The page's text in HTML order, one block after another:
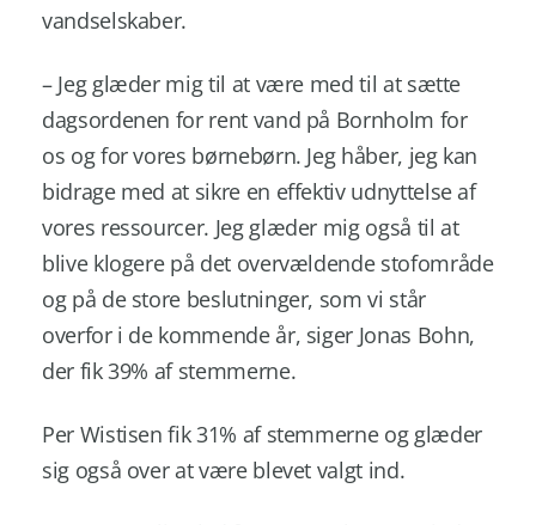
vandselskaber.
– Jeg glæder mig til at være med til at sætte
dagsordenen for rent vand på Bornholm for
os og for vores børnebørn. Jeg håber, jeg kan
bidrage med at sikre en effektiv udnyttelse af
vores ressourcer. Jeg glæder mig også til at
blive klogere på det overvældende stofområde
og på de store beslutninger, som vi står
overfor i de kommende år, siger Jonas Bohn,
der fik 39% af stemmerne.
Per Wistisen fik 31% af stemmerne og glæder
sig også over at være blevet valgt ind.